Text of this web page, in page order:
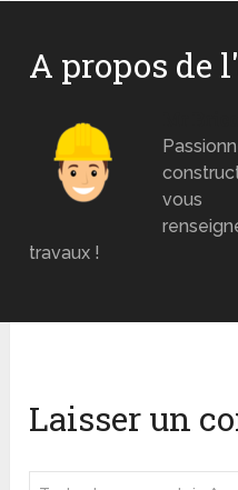
A propos de
travaux !
Laisser un